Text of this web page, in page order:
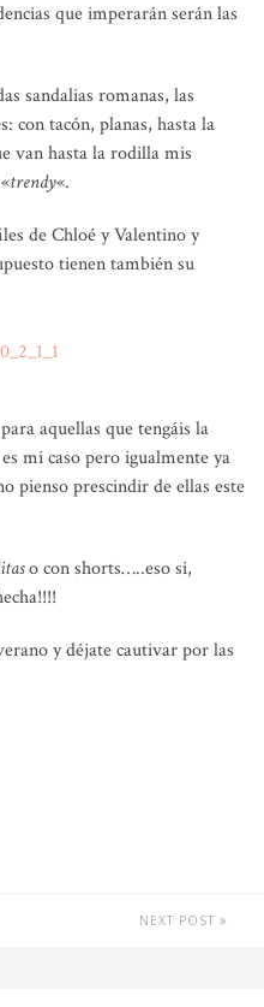
que imperarán serán las
sandalias romanas, las
con tacón, planas, hasta la
van hasta la rodilla mis
trendy«.
de Chloé y Valentino y
tienen también su
aquellas que tengáis la
mi caso pero igualmente ya
pienso prescindir de ellas este
o con shorts…..eso si,
y déjate cautivar por las
NEXT POST